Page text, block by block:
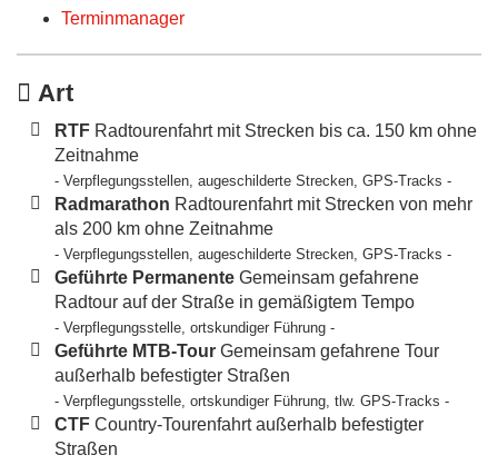
Terminmanager
Art
RTF Radtourenfahrt mit Strecken bis ca. 150 km ohne
Zeitnahme
- Verpflegungsstellen, augeschilderte Strecken, GPS-Tracks -
Radmarathon Radtourenfahrt mit Strecken von mehr
als 200 km ohne Zeitnahme
- Verpflegungsstellen, augeschilderte Strecken, GPS-Tracks -
Geführte Permanente Gemeinsam gefahrene
Radtour auf der Straße in gemäßigtem Tempo
- Verpflegungsstelle, ortskundiger Führung -
Geführte MTB-Tour Gemeinsam gefahrene Tour
außerhalb befestigter Straßen
- Verpflegungsstelle, ortskundiger Führung, tlw. GPS-Tracks -
CTF Country-Tourenfahrt außerhalb befestigter
Straßen